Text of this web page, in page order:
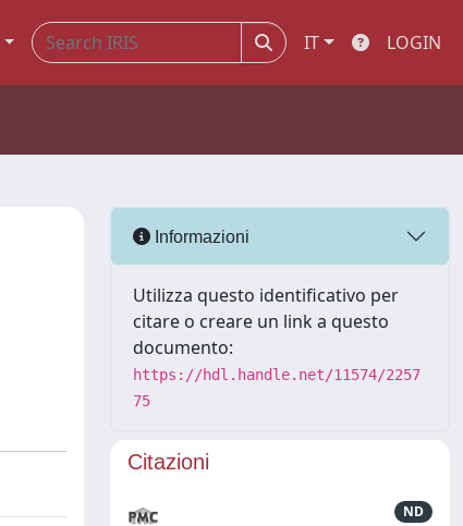
IT LOGIN
Informazioni
Utilizza questo identificativo per
citare o creare un link a questo
documento:
https://hdl.handle.net/11574/2257
75
Citazioni
ND